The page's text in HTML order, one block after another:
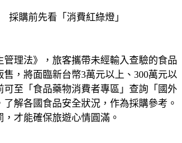
採購前先看「消費紅綠燈」
管理法》，旅客攜帶未經輸入查驗的食品
，將面臨新台幣3萬元以上、300萬元以
可至「食品藥物消費者專區」查詢「國外
解各國食品安全狀況，作為採購參考。
才能確保旅遊心情圓滿。